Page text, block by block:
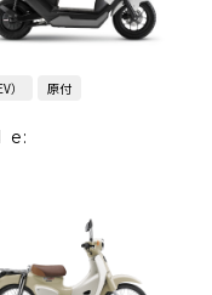
） 原付
e: